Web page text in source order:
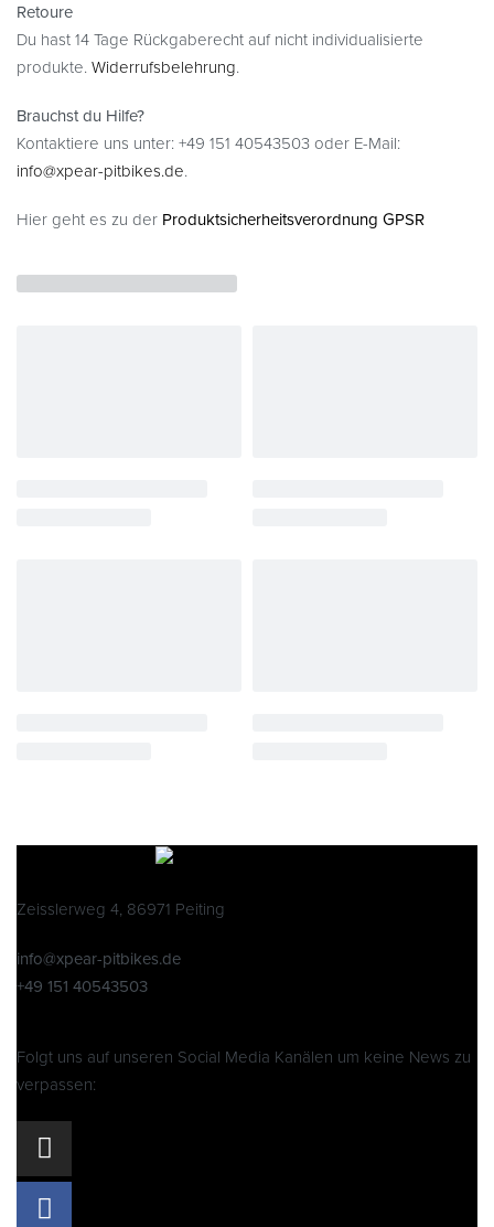
Retoure
Du hast 14 Tage Rückgaberecht auf nicht individualisierte
produkte. Widerrufsbelehrung.
Brauchst du Hilfe?
Kontaktiere uns unter: +49 151 40543503 oder E-Mail:
info@xpear-pitbikes.de.
Hier geht es zu der Produktsicherheitsverordnung GPSR
Zeisslerweg 4, 86971 Peiting
info@xpear-pitbikes.de
+49 151 40543503
Folgt uns auf unseren Social Media Kanälen um keine News zu
verpassen: